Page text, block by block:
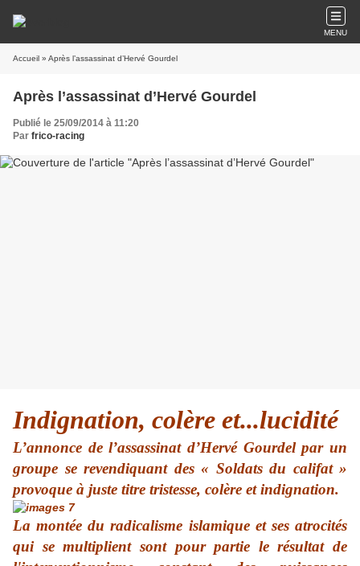
MENU
Accueil » Après l’assassinat d’Hervé Gourdel
Après l’assassinat d’Hervé Gourdel
Publié le 25/09/2014 à 11:20
Par frico-racing
Indignation, colère et...lucidité
L’annonce de l’assassinat d’Hervé Gourdel par un
groupe se revendiquant des « Soldats du califat »
provoque à juste titre tristesse, colère et indignation.
La montée du radicalisme islamique et ses atrocités
qui se multiplient sont pour partie le résultat de